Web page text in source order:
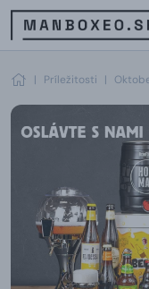
| Príležitosti |